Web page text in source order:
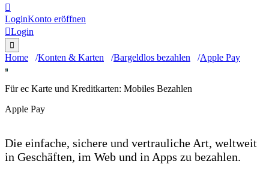

LoginKonto eröffnen
Login

Home Konten & Karten Bargeldlos bezahlen Apple Pay
Für ec Karte und Kreditkarten: Mobiles Bezahlen
Apple Pay
Die einfache, sichere und vertrauliche Art, weltweit
in Geschäften, im Web und in Apps zu bezahlen.